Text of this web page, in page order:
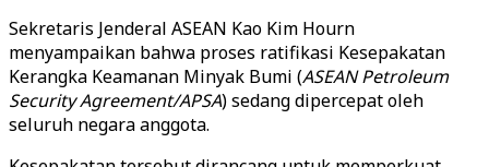
Sekretaris Jenderal ASEAN Kao Kim Hourn
menyampaikan bahwa proses ratifikasi Kesepakatan
Kerangka Keamanan Minyak Bumi (ASEAN Petroleum
Security Agreement/APSA) sedang dipercepat oleh
seluruh negara anggota.